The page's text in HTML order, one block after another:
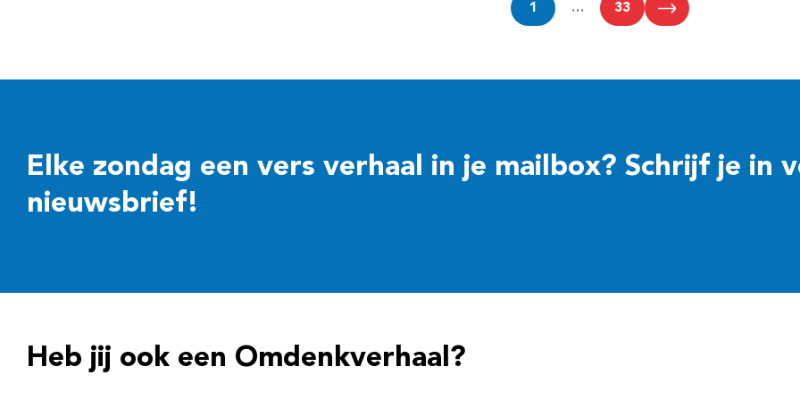
1 … 33
Elke zondag een vers verhaal in je mailbox? Schrijf je in
nieuwsbrief!
Heb jij ook een Omdenkverhaal?